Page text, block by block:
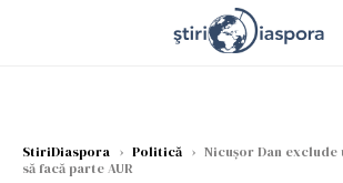
StiriDiaspora › Politică › Nicușor Dan
să facă parte AUR